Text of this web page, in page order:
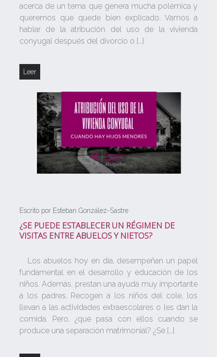
acerca de un tema que genera mucha polémica y
queremos que quede bien explicado. Vamos a
hablar de la atribución del uso de la vivienda
conyugal después del divorcio o […]
Leer
Escrito por Esteban González-Sastre
¿SE PUEDE ESTABLECER UN RÉGIMEN DE
VISITAS ENTRE ABUELOS Y NIETOS?
Los abuelos hoy en día, desempeñan un papel
fundamental en el desarrollo y educación de los
niños. Además, prestan una ayuda muy importante
a los padres. Recogen a los niños del cole, los
llevan a las actividades extraescolares o les dan la
comida. Pero, ¿qué pasa con ellos cuando se
produce una separación matrimonial? ¿Se […]